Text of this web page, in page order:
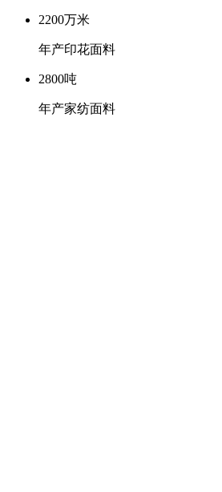
2200万米
年产印花面料
2800吨
年产家纺面料